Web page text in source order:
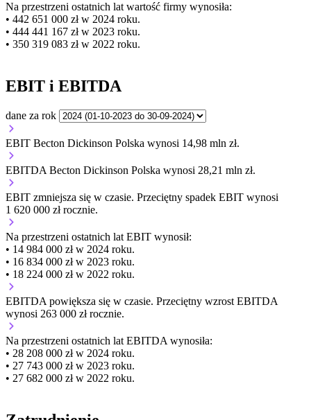
Na przestrzeni ostatnich lat wartość firmy wynosiła:
• 442 651 000 zł w 2024 roku.
• 444 441 167 zł w 2023 roku.
• 350 319 083 zł w 2022 roku.
EBIT i EBITDA
dane za rok
EBIT Becton Dickinson Polska wynosi 14,98 mln zł.
EBITDA Becton Dickinson Polska wynosi 28,21 mln zł.
EBIT zmniejsza się w czasie. Przeciętny spadek EBIT wynosi
1 620 000 zł rocznie.
Na przestrzeni ostatnich lat EBIT wynosił:
• 14 984 000 zł w 2024 roku.
• 16 834 000 zł w 2023 roku.
• 18 224 000 zł w 2022 roku.
EBITDA powiększa się w czasie. Przeciętny wzrost EBITDA
wynosi 263 000 zł rocznie.
Na przestrzeni ostatnich lat EBITDA wynosiła:
• 28 208 000 zł w 2024 roku.
• 27 743 000 zł w 2023 roku.
• 27 682 000 zł w 2022 roku.